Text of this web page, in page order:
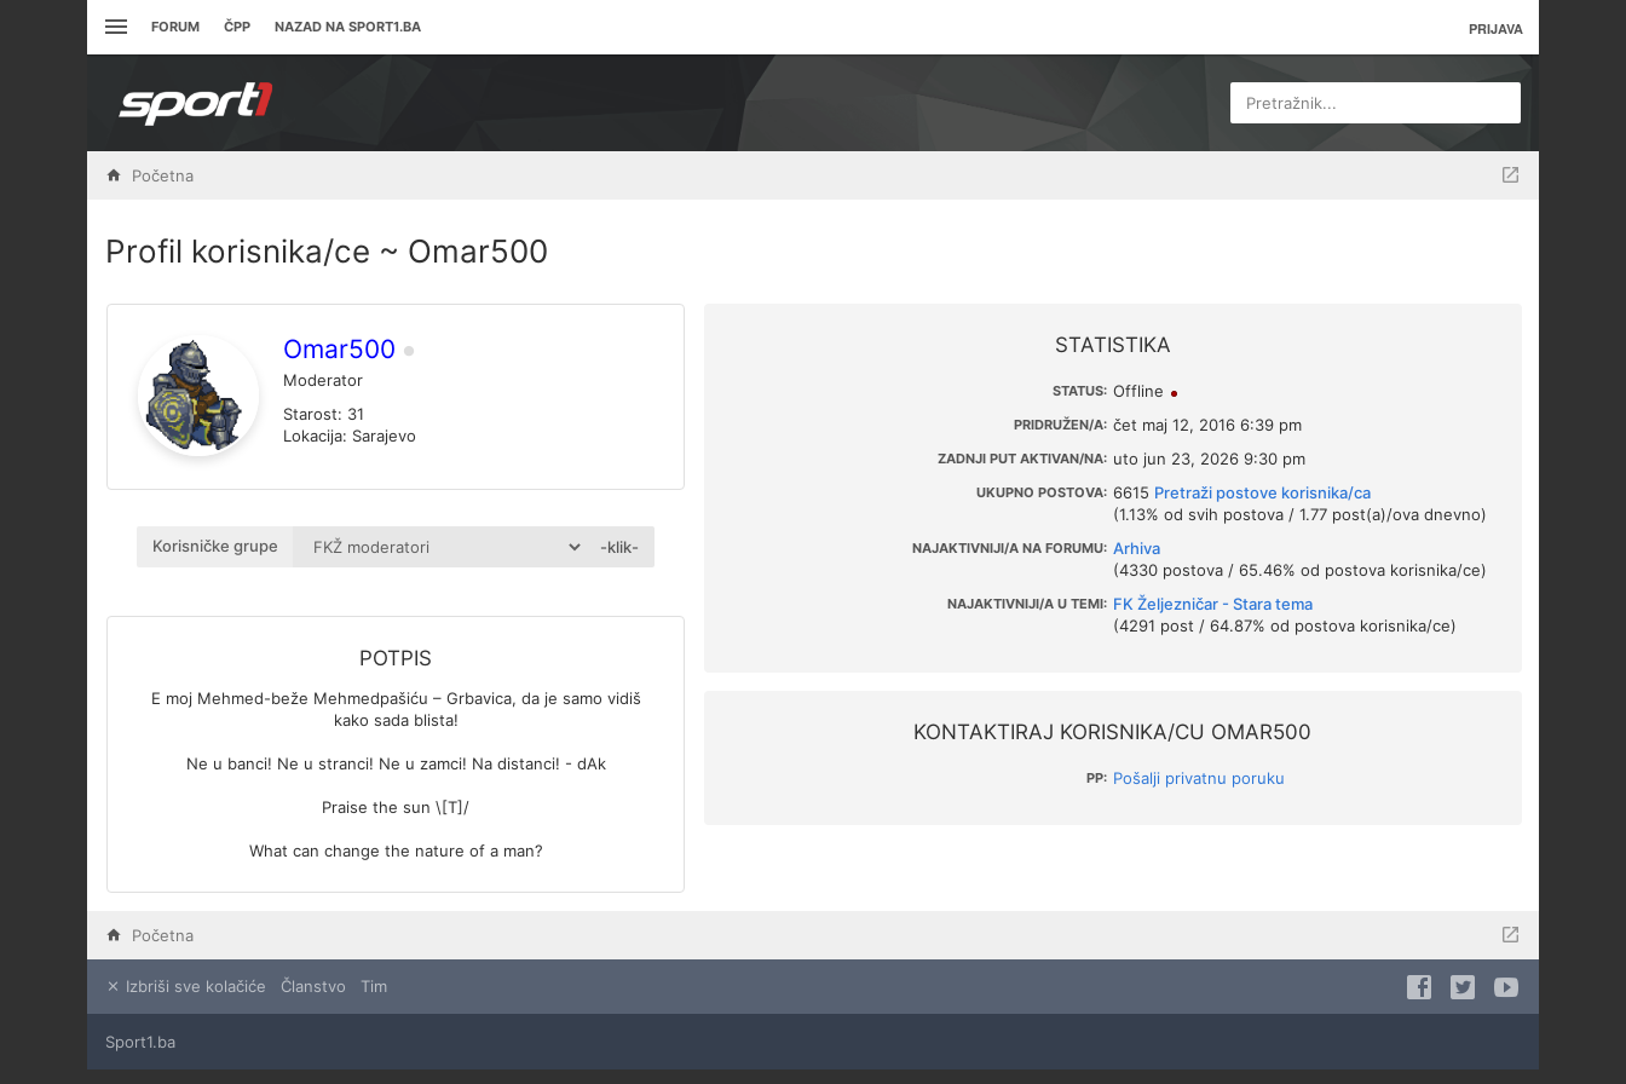
FORUM ČPP NAZAD NA SPORT1.BA PRIJAVA
Pretražnik...
Početna
Profil korisnika/ce ~ Omar500
Omar500
Moderator
Starost: 31
Lokacija: Sarajevo
Korisničke grupe -klik-
POTPIS
E moj Mehmed-beže Mehmedpašiću – Grbavica, da je samo vidiš
kako sada blista!
Ne u banci! Ne u stranci! Ne u zamci! Na distanci! - dAk
Praise the sun \[T]/
What can change the nature of a man?
STATISTIKA
STATUS: Offline
PRIDRUŽEN/A: čet maj 12, 2016 6:39 pm
ZADNJI PUT AKTIVAN/NA: uto jun 23, 2026 9:30 pm
UKUPNO POSTOVA: 6615 Pretraži postove korisnika/ca
(1.13% od svih postova / 1.77 post(a)/ova dnevno)
NAJAKTIVNIJI/A NA FORUMU: Arhiva
(4330 postova / 65.46% od postova korisnika/ce)
NAJAKTIVNIJI/A U TEMI: FK Željezničar - Stara tema
(4291 post / 64.87% od postova korisnika/ce)
KONTAKTIRAJ KORISNIKA/CU OMAR500
PP: Pošalji privatnu poruku
Početna
Izbriši sve kolačiće Članstvo Tim
Sport1.ba